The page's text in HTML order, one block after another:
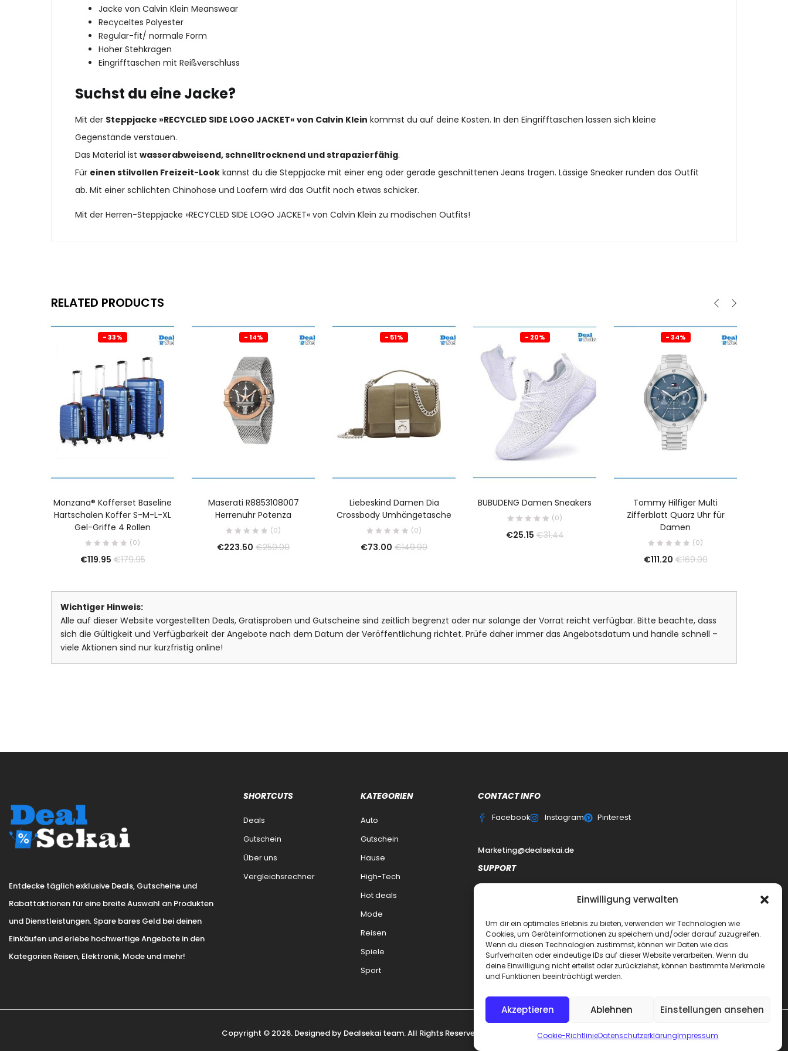
Einwilligung verwalten
Um dir ein optimales Erlebnis zu bieten, verwenden wir Technologien wie
Cookies, um Geräteinformationen zu speichern und/oder darauf zuzugreifen.
Wenn du diesen Technologien zustimmst, können wir Daten wie das
Surfverhalten oder eindeutige IDs auf dieser Website verarbeiten. Wenn du
deine Einwilligung nicht erteilst oder zurückziehst, können bestimmte Merkmale
und Funktionen beeinträchtigt werden.
Akzeptieren Ablehnen Einstellungen ansehen
Cookie-RichtlinieDatenschutzerklärungImpressum
Jacke von Calvin Klein Meanswear
Recyceltes Polyester
Regular-fit/ normale Form
Hoher Stehkragen
Eingrifftaschen mit Reißverschluss
Suchst du eine Jacke?
Mit der Steppjacke »RECYCLED SIDE LOGO JACKET« von Calvin Klein kommst du auf deine Kosten. In den Eingrifftaschen lassen sich kleine
Gegenstände verstauen.
Das Material ist wasserabweisend, schnelltrocknend und strapazierfähig.
Für einen stilvollen Freizeit-Look kannst du die Steppjacke mit einer eng oder gerade geschnittenen Jeans tragen. Lässige Sneaker runden das Outfit
ab. Mit einer schlichten Chinohose und Loafern wird das Outfit noch etwas schicker.
Mit der Herren-Steppjacke »RECYCLED SIDE LOGO JACKET« von Calvin Klein zu modischen Outfits!
RELATED PRODUCTS
- 33%
Monzana® Kofferset Baseline
Hartschalen Koffer S-M-L-XL
Gel-Griffe 4 Rollen
(0)
€119.95 €179.95
- 14%
Maserati R8853108007
Herrenuhr Potenza
(0)
€223.50 €259.00
- 51%
Liebeskind Damen Dia
Crossbody Umhängetasche
(0)
€73.00 €149.90
- 20%
BUBUDENG Damen Sneakers
(0)
€25.15 €31.44
- 34%
Tommy Hilfiger Multi
Zifferblatt Quarz Uhr für
Damen
(0)
€111.20 €169.00
Wichtiger Hinweis:
Alle auf dieser Website vorgestellten Deals, Gratisproben und Gutscheine sind zeitlich begrenzt oder nur solange der Vorrat reicht verfügbar. Bitte beachte, dass
sich die Gültigkeit und Verfügbarkeit der Angebote nach dem Datum der Veröffentlichung richtet. Prüfe daher immer das Angebotsdatum und handle schnell –
viele Aktionen sind nur kurzfristig online!
Entdecke täglich exklusive Deals, Gutscheine und
Rabattaktionen für eine breite Auswahl an Produkten
und Dienstleistungen. Spare bares Geld bei deinen
Einkäufen und erlebe hochwertige Angebote in den
Kategorien Reisen, Elektronik, Mode und mehr!
SHORTCUTS
Deals
Gutschein
Über uns
Vergleichsrechner
KATEGORIEN
Auto
Gutschein
Hause
High-Tech
Hot deals
Mode
Reisen
Spiele
Sport
CONTACT INFO
Facebook Instagram Pinterest
Marketing@dealsekai.de
SUPPORT
Impressum
Haftungsausschluss
FAQ Dealsekai
Copyright © 2026. Designed by Dealsekai team. All Rights Reserved.